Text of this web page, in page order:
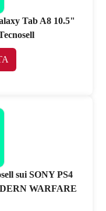
Tab A8 10.5"
sui SONY PS4
WARFARE